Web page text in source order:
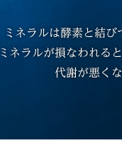
ミネラルは酵素と結び
ミネラルが損なわれると
代謝が悪く